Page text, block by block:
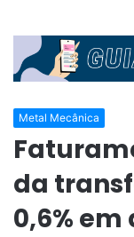
Metal Mecânica
da
0,6% em